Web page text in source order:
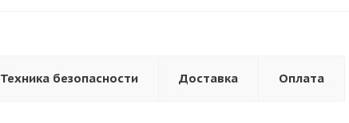
Техника безопасности Доставка Оплата